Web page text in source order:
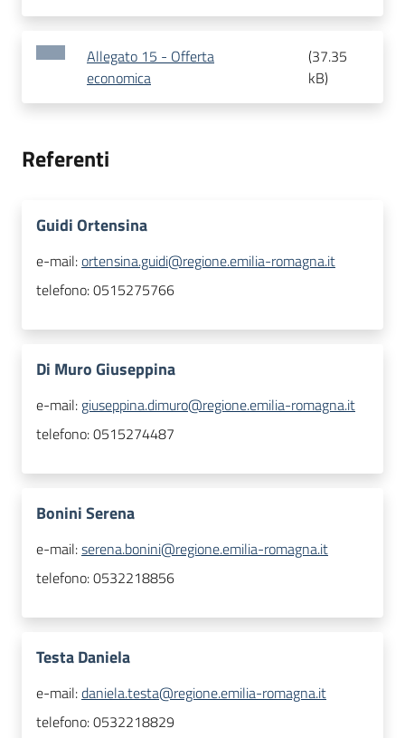
Allegato 15 - Offerta
economica
(37.35
kB)
Referenti
Guidi Ortensina
e-mail:ortensina.guidi@regione.emilia-romagna.it
telefono:0515275766
Di Muro Giuseppina
e-mail: giuseppina.dimuro@regione.emilia-romagna.it
telefono:0515274487
Bonini Serena
e-mail:serena.bonini@regione.emilia-romagna.it
telefono:0532218856
Testa Daniela
e-mail:daniela.testa@regione.emilia-romagna.it
telefono:0532218829